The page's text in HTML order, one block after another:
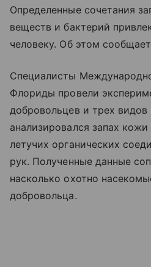
Определенные сочетания
веществ и бактерий
человеку. Об этом
Специалисты
Флориды провели
добровольцев и трех
анализировался запах
летучих органических
рук. Полученные данные
насколько охотно
добровольца.